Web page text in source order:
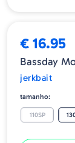
€ 16.95
Bassday
jerkbait
tamanho:
110SP